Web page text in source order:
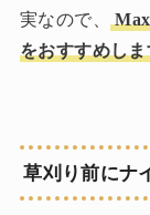
実なので、 Max
をおすすめしま
草刈り前にナ